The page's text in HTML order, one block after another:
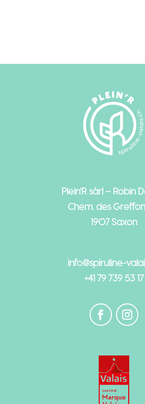
Plein’R sàrl – Robin
Chem. des
1907 Saxon
info@spiruline-
+41 79 739 53 17